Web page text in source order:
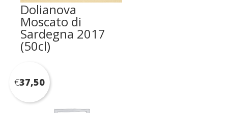
Dolianova
Moscato di
Sardegna 2017
(50cl)
€37,50